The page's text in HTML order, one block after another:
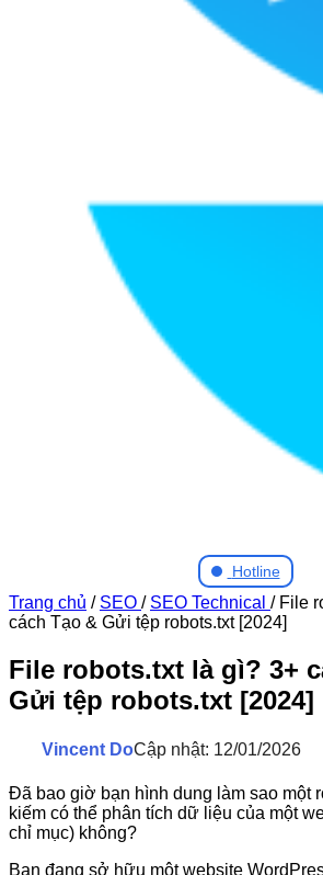
Hotline
Trang chủ / SEO / SEO Technical / File
cách Tạo & Gửi tệp robots.txt [2024]
File robots.txt là gì? 3+
Gửi tệp robots.txt [2024]
Vincent DoCập nhật: 12/01/2026
Đã bao giờ bạn hình dung làm sao một
kiếm có thể phân tích dữ liệu của một
chỉ mục) không?
Bạn đang sở hữu một website